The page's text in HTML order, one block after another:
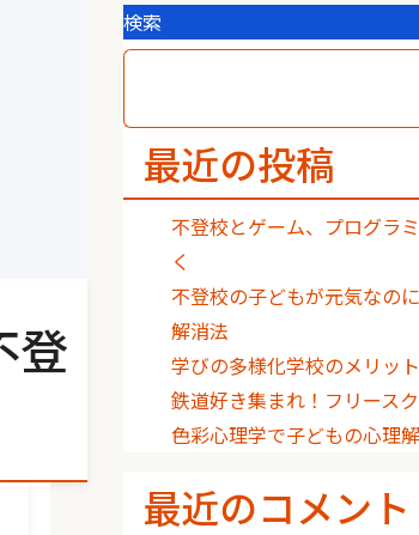
登
検索
最近の投稿
不登校とゲーム、プログラ
く
不登校の子どもが元気なの
解消法
学びの多様化学校のメリッ
鉄道好き集まれ！フリース
色彩心理学で子どもの心理解
最近のコメント